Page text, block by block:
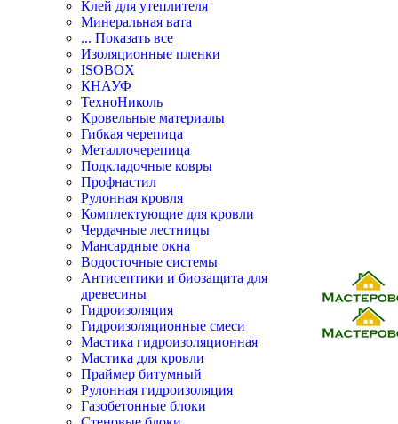
Клей для утеплителя
Минеральная вата
... Показать все
Изоляционные пленки
ISOBOX
КНАУФ
ТехноНиколь
Кровельные материалы
Гибкая черепица
Металлочерепица
Подкладочные ковры
Профнастил
Рулонная кровля
Комплектующие для кровли
Чердачные лестницы
Мансардные окна
Водосточные системы
Антисептики и биозащита для
древесины
Гидроизоляция
Гидроизоляционные смеси
Мастика гидроизоляционная
Мастика для кровли
Праймер битумный
Рулонная гидроизоляция
Газобетонные блоки